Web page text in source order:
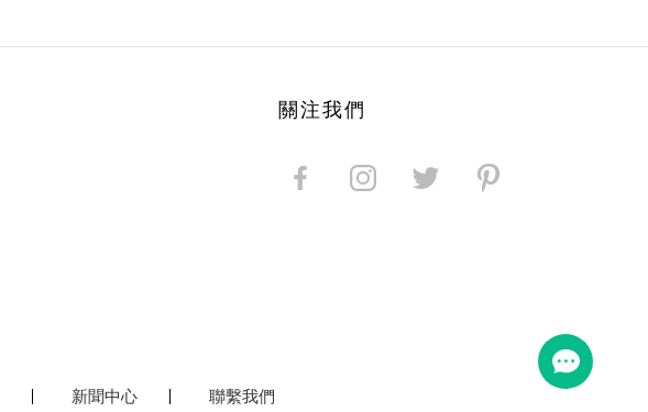
關注我們
新聞中心 聯繫我們